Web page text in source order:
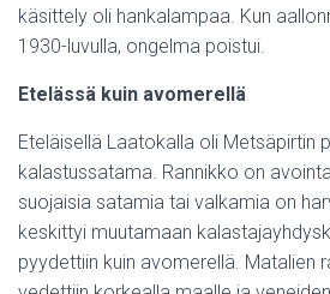
käsittely oli hankalampaa. Kun
1930-luvulla, ongelma poistui.
Etelässä kuin avomerellä
Eteläisellä Laatokalla oli Metsäpirtin
kalastussatama. Rannikko on
suojaisia satamia tai valkamia on
keskittyi muutamaan
pyydettiin kuin avomerellä. Matalien